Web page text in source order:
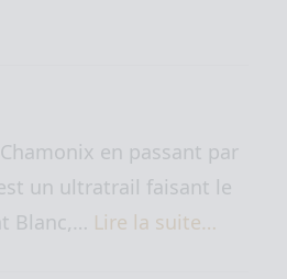
en passant par
un ultratrail faisant le
Blanc,… Lire la suite…